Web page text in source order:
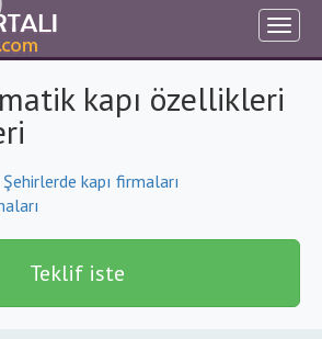
kapı özellikleri
Şehirlerde kapı firmaları
Teklif iste